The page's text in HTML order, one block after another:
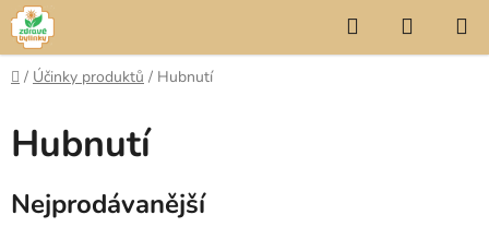
Přejít
na
obsah
Hledat
KOŠÍK
Domů
/ Účinky produktů / Hubnutí
Hubnutí
Nejprodávanější